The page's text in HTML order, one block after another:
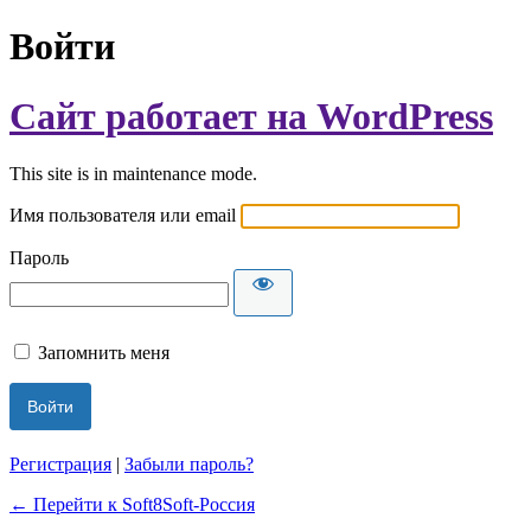
Войти
Сайт работает на WordPress
This site is in maintenance mode.
Имя пользователя или email
Пароль
Запомнить меня
Регистрация | Забыли пароль?
← Перейти к Soft8Soft-Россия